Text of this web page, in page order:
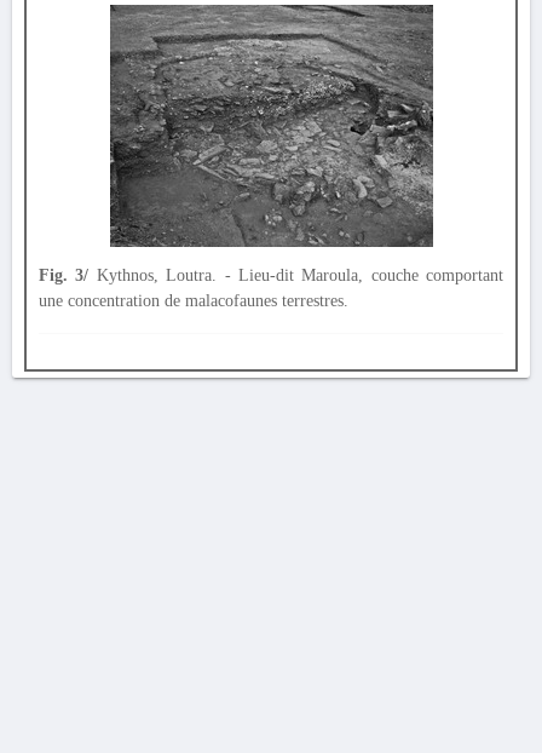
Fig. 3/ Kythnos, Loutra. - Lieu-dit Maroula, couche comportant
une concentration de malacofaunes terrestres.